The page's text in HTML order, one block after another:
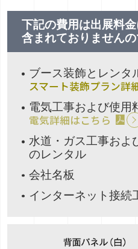
下記の費用は出展料
含まれておりません
ブース装飾とレンタ
スマート装飾プラン詳
電気工事および使用
電気詳細はこちら
水道・ガス工事およ
のレンタル
会社名板
インターネット接続